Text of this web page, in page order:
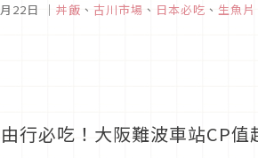
22日 ｜ 丼飯 、 古川市場 、 日本必吃 、 生魚片
行必吃！大阪難波車站CP